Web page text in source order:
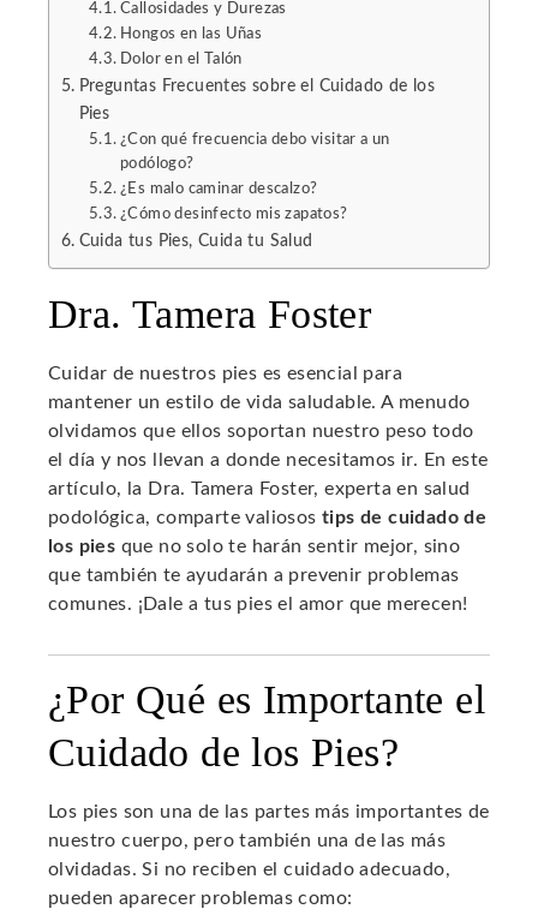
Callosidades y Durezas
Hongos en las Uñas
Dolor en el Talón
Preguntas Frecuentes sobre el Cuidado de los
Pies
¿Con qué frecuencia debo visitar a un
podólogo?
¿Es malo caminar descalzo?
¿Cómo desinfecto mis zapatos?
Cuida tus Pies, Cuida tu Salud
Dra. Tamera Foster
Cuidar de nuestros pies es esencial para
mantener un estilo de vida saludable. A menudo
olvidamos que ellos soportan nuestro peso todo
el día y nos llevan a donde necesitamos ir. En este
artículo, la Dra. Tamera Foster, experta en salud
podológica, comparte valiosos tips de cuidado de
los pies que no solo te harán sentir mejor, sino
que también te ayudarán a prevenir problemas
comunes. ¡Dale a tus pies el amor que merecen!
¿Por Qué es Importante el
Cuidado de los Pies?
Los pies son una de las partes más importantes de
nuestro cuerpo, pero también una de las más
olvidadas. Si no reciben el cuidado adecuado,
pueden aparecer problemas como: